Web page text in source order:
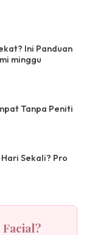
Ini Panduan
minggu
Tanpa Peniti
Sekali? Pro